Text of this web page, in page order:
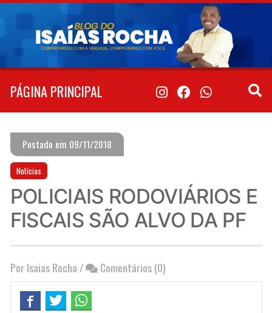
Pular
conteúdo
PÁGINA PRINCIPAL
Postado em 09/11/2018
Notícias
POLICIAIS RODOVIÁRIOS E
FISCAIS SÃO ALVO DA PF
Por Isaias Rocha / Comentários (0)